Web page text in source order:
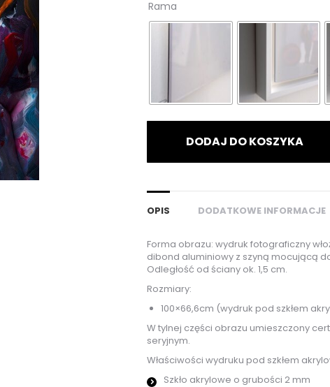
Rama
DODAJ DO KOSZYKA
OPIS DODATKOWE INFORMACJE
Forma obrazu: wydruk fotograficzny
dibond aluminiowy z szyną mocującą
Odległość od ściany ok. 1,5 cm.
Rozmiary:
100×66,6cm (wydruk pod szkłem
W tylnej części obrazu umieszczony
seryjnym.
Właściwości wydruku pod szkłem
Szkło akrylowe o grubości 2 mm